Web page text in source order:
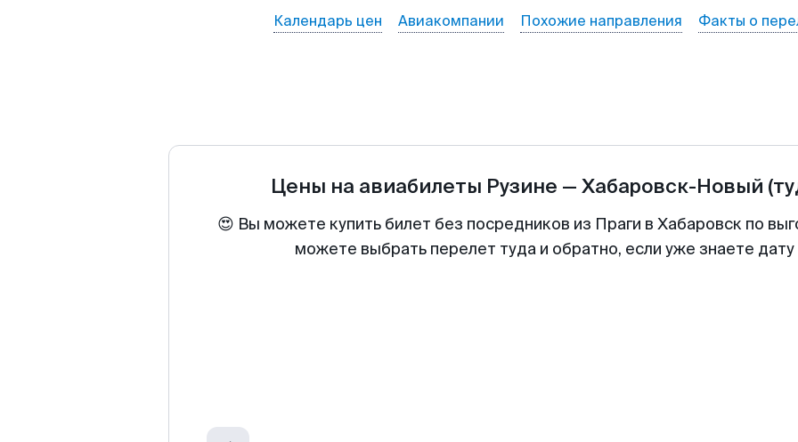
Календарь цен Авиакомпании Похожие направления Факты о
Цены на авиабилеты Рузине — Хабаровск-Новый
😍 Вы можете купить билет без посредников из Праги в Хабаровск по
можете выбрать перелет туда и обратно, если уже знаете